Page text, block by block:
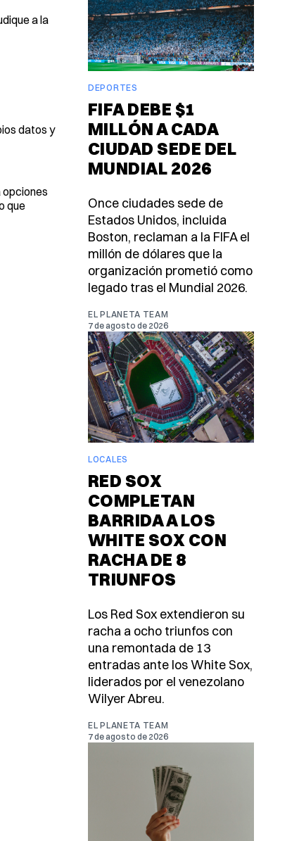
a la
datos y
opciones
que
DEPORTES
FIFA DEBE $1
MILLÓN A CADA
CIUDAD SEDE DEL
MUNDIAL 2026
Once ciudades sede de
Estados Unidos, incluida
Boston, reclaman a la FIFA el
millón de dólares que la
organización prometió como
legado tras el Mundial 2026.
EL PLANETA TEAM
7 de agosto de 2026
LOCALES
RED SOX
COMPLETAN
BARRIDA A LOS
WHITE SOX CON
RACHA DE 8
TRIUNFOS
Los Red Sox extendieron su
racha a ocho triunfos con
una remontada de 13
entradas ante los White Sox,
liderados por el venezolano
Wilyer Abreu.
EL PLANETA TEAM
7 de agosto de 2026